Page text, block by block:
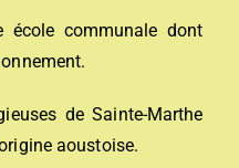
école communale dont
de Sainte-Marthe
aoustoise.